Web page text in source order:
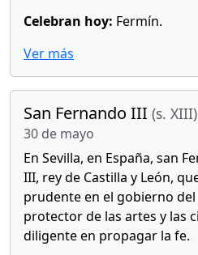
Celebran hoy: Fermín.
Ver más
San Fernando III (s. XIII)
30 de mayo
En Sevilla, en España, san
III, rey de Castilla y León,
prudente en el gobierno
protector de las artes y las
diligente en propagar la fe.